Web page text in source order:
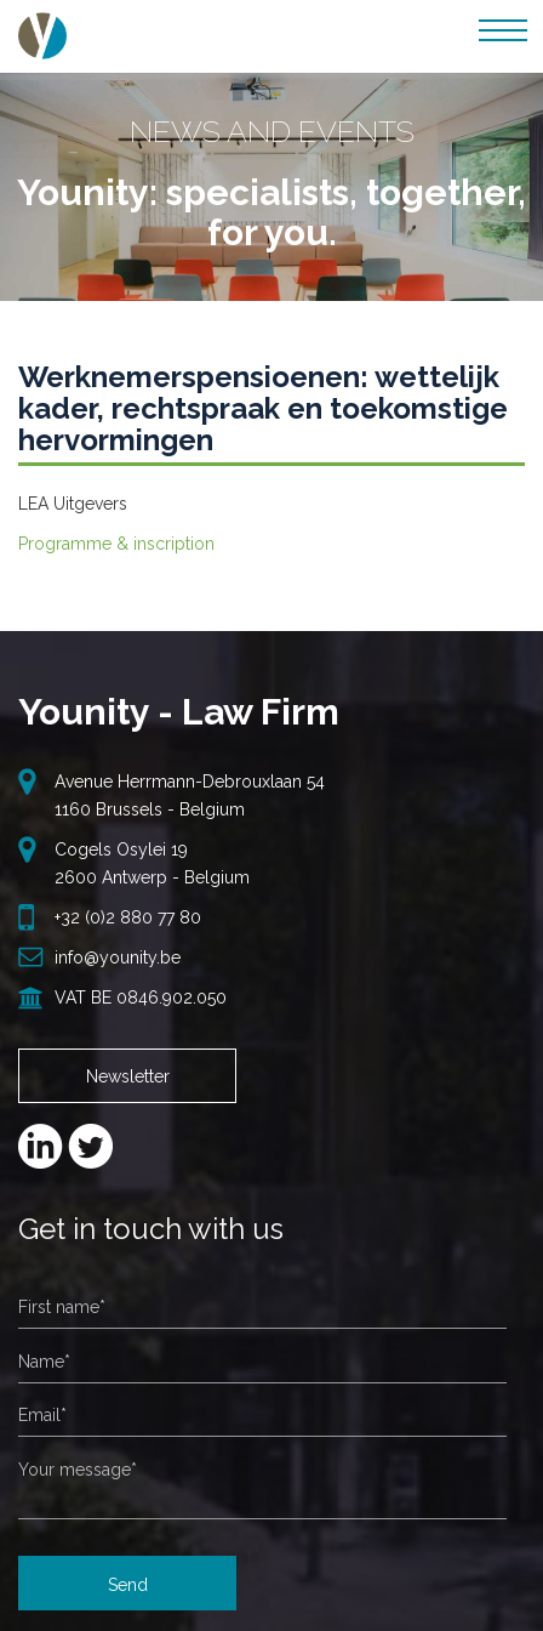
NEWS AND EVENTS
Younity: specialists, together,
for you.
Werknemerspensioenen: wettelijk
kader, rechtspraak en toekomstige
hervormingen
LEA Uitgevers
Programme & inscription
Younity - Law Firm
Avenue Herrmann-Debrouxlaan 54
1160 Brussels - Belgium
Cogels Osylei 19
2600 Antwerp - Belgium
+32 (0)2 880 77 80
info@younity.be
VAT BE 0846.902.050
Newsletter
Get in touch with us